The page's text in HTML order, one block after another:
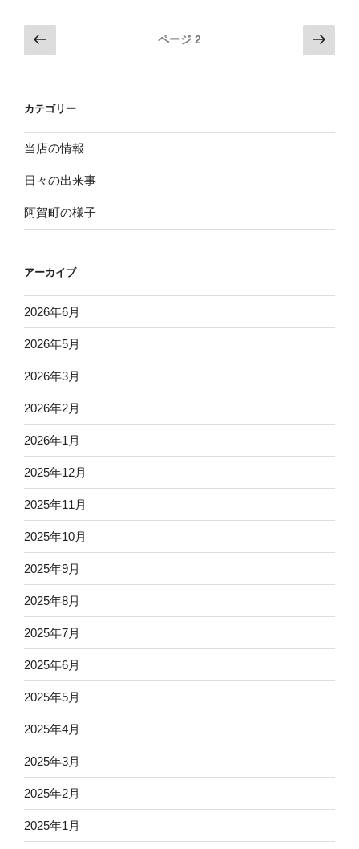
詩”
の
投
稿
ビ
ー
シ
ョ
ン
の
ジ
ページ 2
次
の
カテゴリー
当店の情報
日々の出来事
阿賀町の様子
アーカイブ
2026年6月
2026年5月
2026年3月
2026年2月
2026年1月
2025年12月
2025年11月
2025年10月
2025年9月
2025年8月
2025年7月
2025年6月
2025年5月
2025年4月
2025年3月
2025年2月
2025年1月